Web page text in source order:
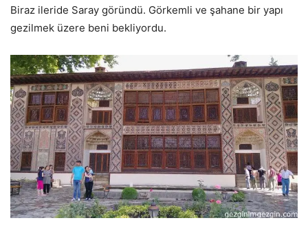
Biraz ileride Saray göründü. Görkemli ve şahane bir yapı
gezilmek üzere beni bekliyordu.